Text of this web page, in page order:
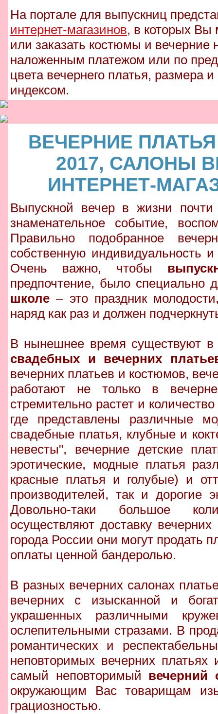
На портале для выпускниц
интернет-магазинов, в которых Вы
или заказать костюмы и вечерние
наложенным платежом или по
цвета вечернего платья, размера
индексом.
ВЕЧЕРНИЕ
2017, САЛОНЫ
ИНТЕРНЕТ-
Выпускной вечер в жизни
знаменательное событие,
Правильно подобранное
собственную индивидуальность
Очень важно, чтобы
предпочтение, было специально
школе – это праздник
наряд как раз и должен
В нынешнее время существуют
свадебных и вечерних
вечерних платьев и костюмов,
работают не только в
стремительно растет и количество
где представлены различные
свадебные платья, клубные и
невесты", вечерние детские
эротические, модные платья
красные платья и голубые) и
производителей, так и
Довольно-таки большое
осуществляют доставку
города России они могут продать
оплаты ценной бандеролью.
В разных вечерних салонах
вечерних с изысканной и
украшенных различными
ослепительными стразами. В
романтических и
неповторимых вечерних
самый неповторимый вечерний
окружающим Вас товарищам
грациозностью.